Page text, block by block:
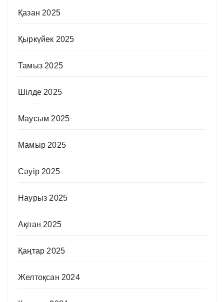
Қазан 2025
Қыркүйек 2025
Тамыз 2025
Шілде 2025
Маусым 2025
Мамыр 2025
Сәуір 2025
Наурыз 2025
Ақпан 2025
Қаңтар 2025
Желтоқсан 2024